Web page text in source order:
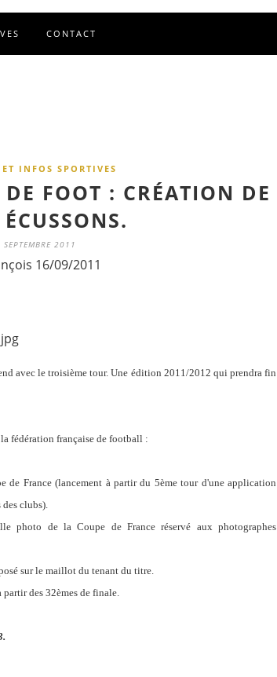
CONTACT
INFOS SPORTIVES
FOOT : CRÉATION DE
SEPTEMBRE 2011
16/09/2011
avec le troisième tour. Une édition 2011/2012 qui prendra fin
fédération française de football :
de France (lancement à partir du 5ème tour d'une application
clubs).
photo de la Coupe de France réservé aux photographes
sur le maillot du tenant du titre.
des 32èmes de finale.